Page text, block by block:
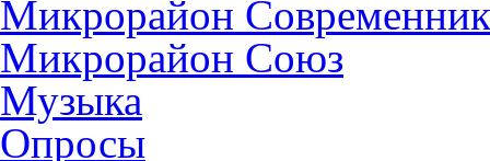
Микрорайон Современник
Микрорайон Союз
Музыка
Опросы